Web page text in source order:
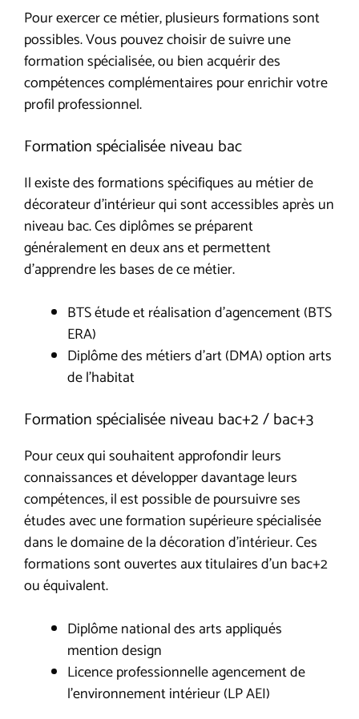
Pour exercer ce métier, plusieurs formations sont
possibles. Vous pouvez choisir de suivre une
formation spécialisée, ou bien acquérir des
compétences complémentaires pour enrichir votre
profil professionnel.
Formation spécialisée niveau bac
Il existe des formations spécifiques au métier de
décorateur d’intérieur qui sont accessibles après un
niveau bac. Ces diplômes se préparent
généralement en deux ans et permettent
d’apprendre les bases de ce métier.
BTS étude et réalisation d’agencement (BTS
ERA)
Diplôme des métiers d’art (DMA) option arts
de l’habitat
Formation spécialisée niveau bac+2 / bac+3
Pour ceux qui souhaitent approfondir leurs
connaissances et développer davantage leurs
compétences, il est possible de poursuivre ses
études avec une formation supérieure spécialisée
dans le domaine de la décoration d’intérieur. Ces
formations sont ouvertes aux titulaires d’un bac+2
ou équivalent.
Diplôme national des arts appliqués
mention design
Licence professionnelle agencement de
l’environnement intérieur (LP AEI)